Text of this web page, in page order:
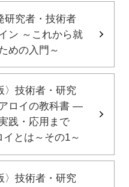
究者・技術者
ン ～これから就
めの入門～
技術者・研究
ロイの教科書 ―
践・応用まで
とは～その1～
技術者・研究